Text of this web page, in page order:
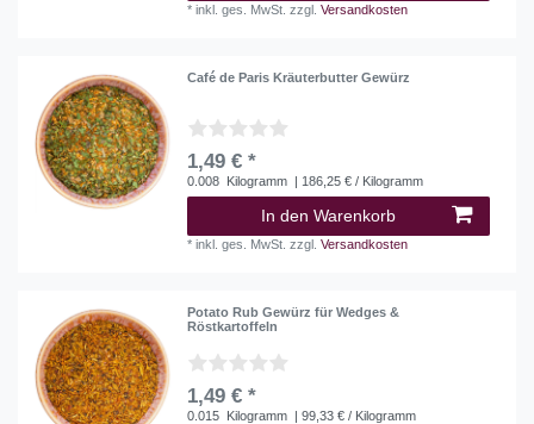
*inkl. ges. MwSt. zzgl.Versandkosten
Café de Paris Kräuterbutter Gewürz
1,49 € *
0.008 Kilogramm | 186,25 € / Kilogramm
In den Warenkorb
*inkl. ges. MwSt. zzgl.Versandkosten
Potato Rub Gewürz für Wedges &
Röstkartoffeln
1,49 € *
0.015 Kilogramm | 99,33 € / Kilogramm